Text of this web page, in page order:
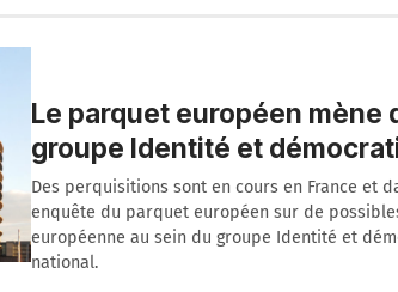
Le parquet européen mène
groupe Identité et
Des perquisitions sont en cours en France et
enquête du parquet européen sur de
européenne au sein du groupe Identité et
national.